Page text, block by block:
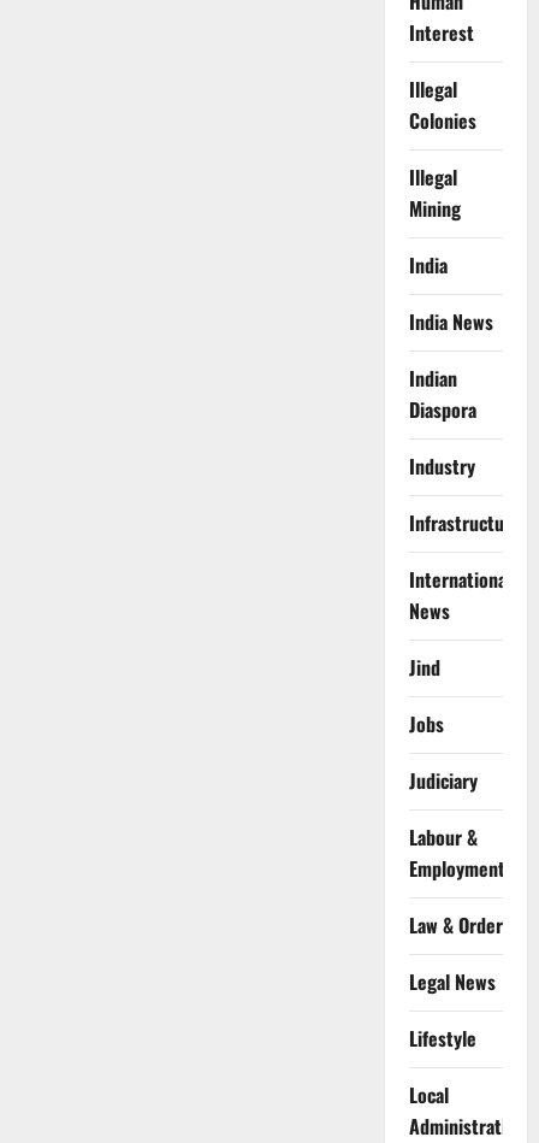
Interest
Illegal
Colonies
Illegal
Mining
India
India News
Indian
Diaspora
Industry
Infrastructure
International
News
Jind
Jobs
Judiciary
Labour &
Employment
Law & Order
Legal News
Lifestyle
Local
Administration